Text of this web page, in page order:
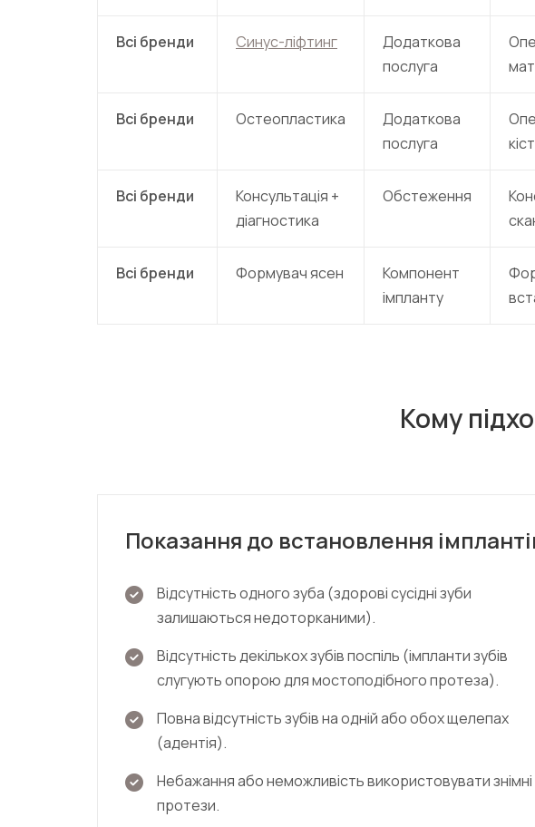
Всі бренди Синус-ліфтинг
Додаткова
послуга
Всі бренди Остеопластика
Додаткова
послуга
Всі бренди
Консультація +
діагностика
Обстеження
Всі бренди Формувач ясен
Компонент
імпланту
Кому
Показання до встановлення
Відсутність одного зуба (здорові сусідні зуби
залишаються недоторканими).
Відсутність декількох зубів поспіль (імпланти зубів
слугують опорою для мостоподібного протеза).
Повна відсутність зубів на одній або обох щелепах
(адентія).
Небажання або неможливість використовувати знімні
протези.